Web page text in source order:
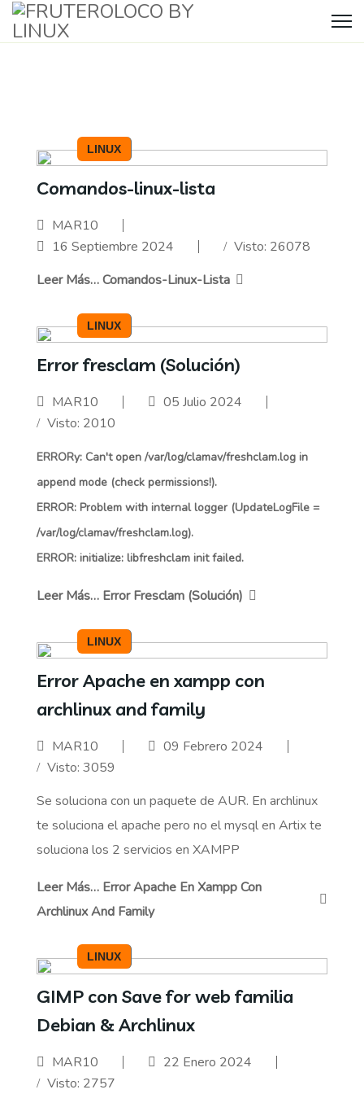
Comandos-linux-lista
MAR10
LINUX
16 Septiembre 2024
Visto: 26078
Leer Más… Comandos-Linux-Lista
Error fresclam (Solución)
MAR10
LINUX
05 Julio 2024
Visto: 2010
ERRORy: Can't open /var/log/clamav/freshclam.log in
append mode (check permissions!).
ERROR: Problem with internal logger (UpdateLogFile =
/var/log/clamav/freshclam.log).
ERROR: initialize: libfreshclam init failed.
Leer Más… Error Fresclam (Solución)
Error Apache en xampp con
archlinux and family
MAR10
LINUX
09 Febrero 2024
Visto: 3059
Se soluciona con un paquete de AUR. En archlinux
te soluciona el apache pero no el mysql en Artix te
soluciona los 2 servicios en XAMPP
Leer Más… Error Apache En Xampp Con
Archlinux And Family
GIMP con Save for web familia
Debian & Archlinux
MAR10
LINUX
22 Enero 2024
Visto: 2757